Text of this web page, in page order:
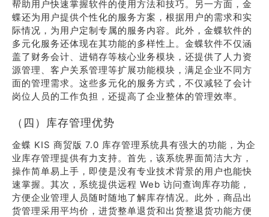
帮助用户快速掌握软件的使用方法和技巧。另一方面，金
蝶还为用户提供个性化的服务方案，根据用户的需求和实
际情况，为用户定制专属的服务内容。此外，金蝶软件的
多元化服务还体现在其功能的多样性上。金蝶软件不仅涵
盖了财务会计、进销存等核心业务模块，还提供了人力资
源管理、客户关系管理等扩展功能模块，满足企业不同方
面的管理需求。这些多元化的服务方式，不仅减轻了会计
岗位人员的工作负担，还提高了企业整体的管理效率。
（四）库存管理优势
金蝶 KIS 商贸版 7.0 库存管理系统具有强大的功能，为企
业库存管理提供有力支持。首先，该系统界面简洁大方，
操作简单易上手，即使是没有专业技术背景的用户也能快
速掌握。其次，系统提供远程 Web 访问查询库存功能，
方便企业管理人员随时随地了解库存情况。此外，商品出
货管理采用平均价，进货整单退货和出货整退货功能方便